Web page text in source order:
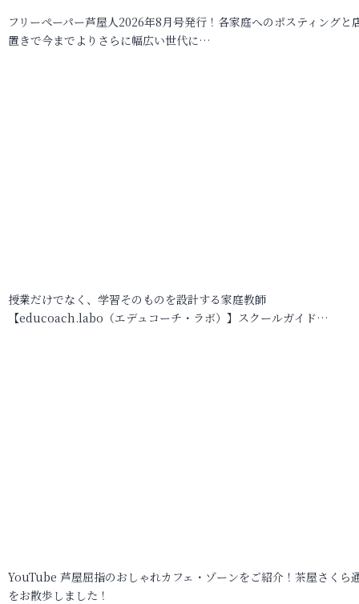
フリーペーパー芦屋人2026年8月号発行！各家庭へのポスティングと
置きで今までよりさらに幅広い世代に…
授業だけでなく、学習そのものを設計する家庭教師
【educoach.labo（エデュコーチ・ラボ）】スクールガイド…
YouTube 芦屋屈指のおしゃれカフェ・ゾーンをご紹介！茶屋さくら
をお散歩しました！